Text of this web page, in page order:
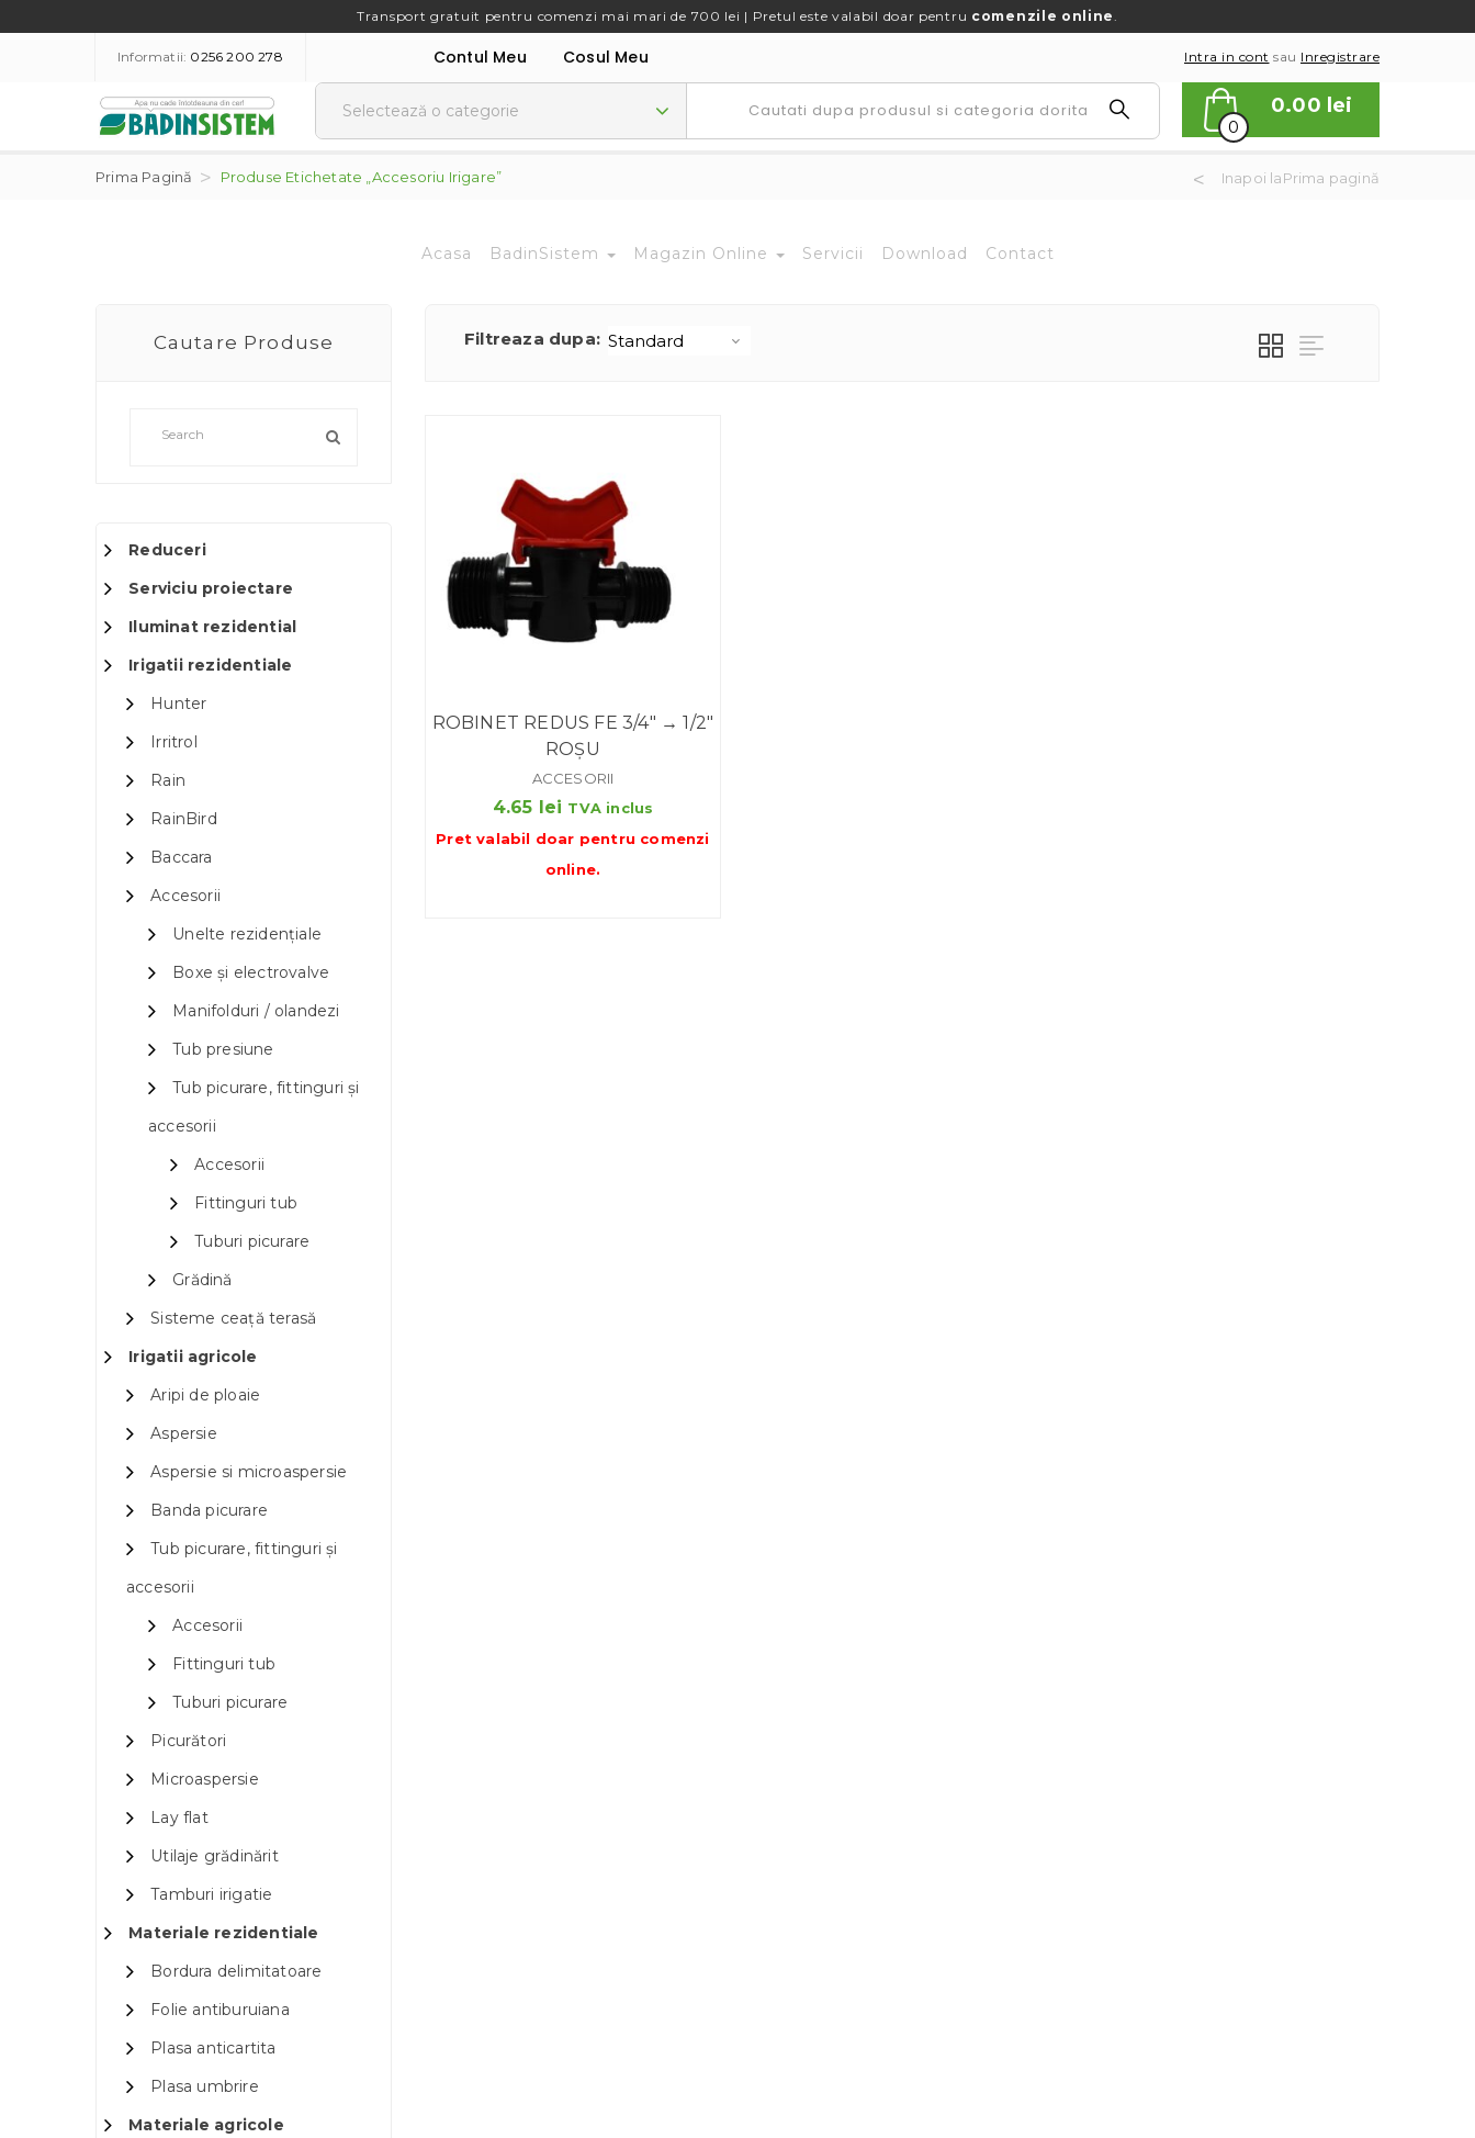
Transport gratuit pentru comenzi mai mari de 700 lei | Pretul este valabil doar pentru comenzile online.
Informatii: 0256 200 278 Contul Meu Cosul Meu Intra in cont sau Inregistrare
0
0.00 lei
Prima Pagină Produse Etichetate „accesoriu Irigare” Inapoi laPrima pagină
Acasa BadinSistem Magazin Online Servicii Download Contact
Cautare Produse
Reduceri
Serviciu proiectare
Iluminat rezidential
Irigatii rezidentiale
Hunter
Irritrol
Rain
RainBird
Baccara
Accesorii
Unelte rezidențiale
Boxe și electrovalve
Manifolduri / olandezi
Tub presiune
Tub picurare, fittinguri și
accesorii
Accesorii
Fittinguri tub
Tuburi picurare
Grădină
Sisteme ceață terasă
Irigatii agricole
Aripi de ploaie
Aspersie
Aspersie si microaspersie
Banda picurare
Tub picurare, fittinguri și
accesorii
Accesorii
Fittinguri tub
Tuburi picurare
Picurători
Microaspersie
Lay flat
Utilaje grădinărit
Tamburi irigatie
Materiale rezidentiale
Bordura delimitatoare
Folie antiburuiana
Plasa anticartita
Plasa umbrire
Materiale agricole
Filtreaza dupa:
ROBINET REDUS FE 3/4″ → 1/2″
ROȘU
ACCESORII
4.65 lei TVA inclus
Pret valabil doar pentru comenzi
online.